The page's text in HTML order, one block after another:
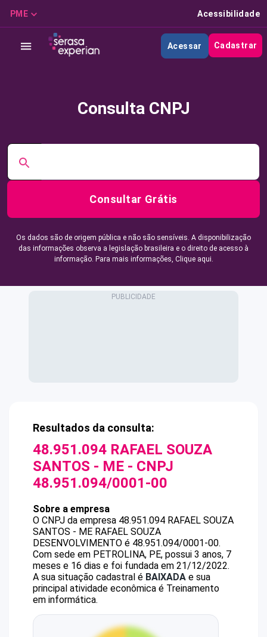
PME Acessibilidade
Acessar Cadastrar
Consulta CNPJ
Consultar Grátis
Os dados são de origem pública e não são sensíveis. A disponibilização
das informações observa a legislação brasileira e o direito de acesso à
informação. Para mais informações, Clique aqui.
Resultados da consulta:
48.951.094 RAFAEL SOUZA
SANTOS - ME - CNPJ
48.951.094/0001-00
Sobre a empresa
O CNPJ da empresa 48.951.094 RAFAEL SOUZA
SANTOS - ME RAFAEL SOUZA
DESENVOLVIMENTO é 48.951.094/0001-00.
Com sede em PETROLINA, PE, possui 3 anos, 7
meses e 16 dias e foi fundada em 21/12/2022.
A sua situação cadastral é BAIXADA e sua
principal atividade econômica é Treinamento
em informática.